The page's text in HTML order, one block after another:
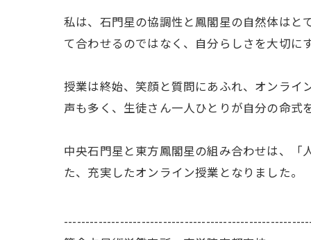
私は、石門星の協調性と鳳閣星の自然体はと
て合わせるのではなく、自分らしさを大切に
授業は終始、笑顔と質問にあふれ、オンライ
声も多く、生徒さん一人ひとりが自分の命式
中央石門星と東方鳳閣星の組み合わせは、「
た、充実したオンライン授業となりました。